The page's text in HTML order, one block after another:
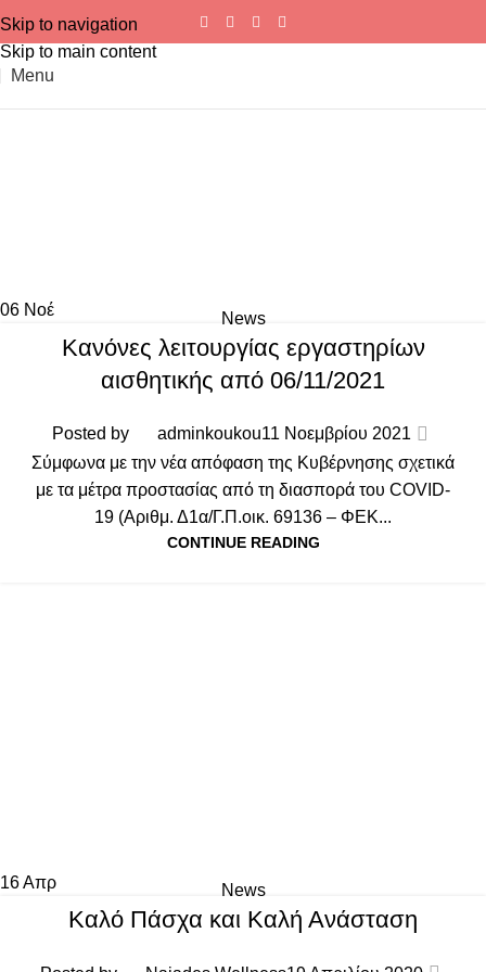
Skip to navigation
Skip to main content
Menu
06 Νοέ News
Κανόνες λειτουργίας εργαστηρίων
αισθητικής από 06/11/2021
Posted by adminkoukou11 Νοεμβρίου 2021
Σύμφωνα με την νέα απόφαση της Κυβέρνησης σχετικά
με τα μέτρα προστασίας από τη διασπορά του COVID-
19 (Αριθμ. Δ1α/Γ.Π.οικ. 69136 – ΦΕΚ...
CONTINUE READING
16Απρ News
Καλό Πάσχα και Καλή Ανάσταση